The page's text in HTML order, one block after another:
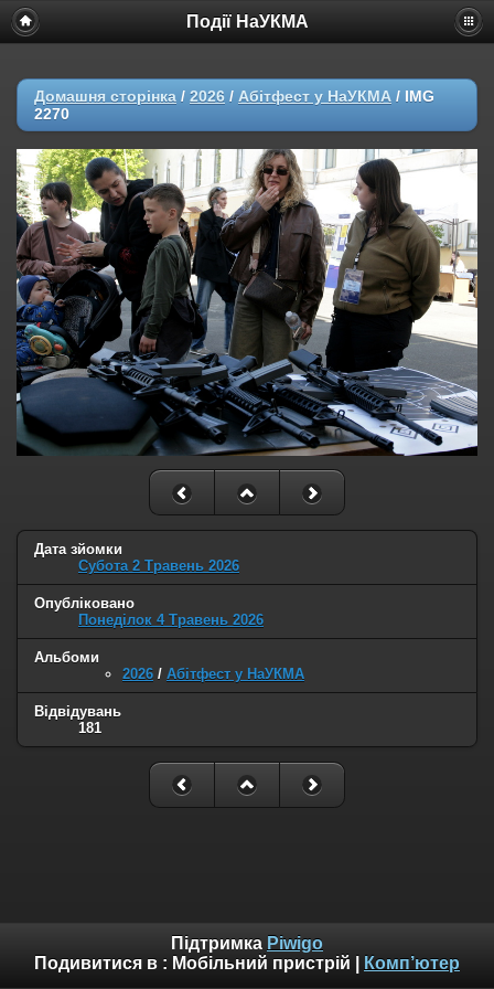
Події НаУКМА
Домашня сторінка / 2026 / Абітфест у НаУКМА / IMG
2270
Дата зйомки
Субота 2 Травень 2026
Опубліковано
Понеділок 4 Травень 2026
Альбоми
2026 / Абітфест у НаУКМА
Відвідувань
181
Підтримка Piwigo
Подивитися в : Мобільний пристрій Комп’ютер